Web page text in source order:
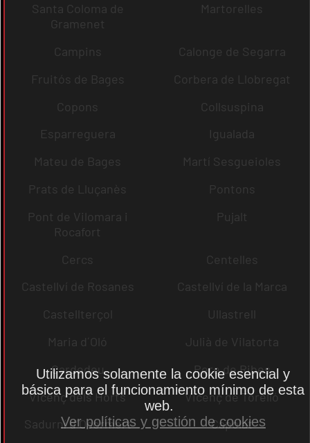
Santa Coloma de
Gramenet
Martorelles
Campins
Calonge de Segarra
Fruitós de Bages
Corbera de Llobregat
Copons
Collsuspina
Esparreguera
Igualada
Mateu de Bages
Martí Sesgueioles
Prats de Lluçanès
Pontons
Pont de Vilomara i
Rocafort
Pujalt
Cercs
Centelles
Castellví de Rosanes
Castellví de la Marca
Castellterçol
Ullastrell
Maria d´Oló
Julià de Vilatorta
Cardedeu
Pere de Ribes
Vicenç dels Horts
Vicenç de Torelló
Sadurní d´Osormort
Capolat
Utilizamos solamente la cookie esencial y
básica para el funcionamiento mínimo de esta
web.
Ver políticas y gestión de cookies